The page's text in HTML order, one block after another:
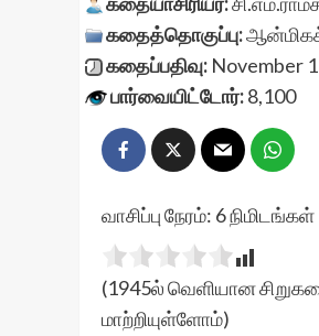
கதைத்தொகுப்பு:
கதைப்பதிவு: November
பார்வையிட்டோர்:8,100
வாசிப்பு நேரம்: 6நிமிடங்கள்
(1945ல் வெளியான
மாற்றியுள்ளோம்)